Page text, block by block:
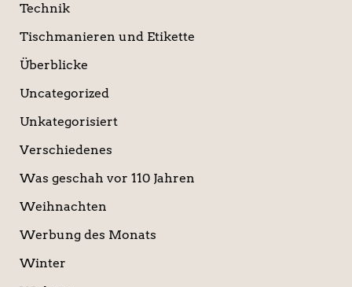
Technik
Tischmanieren und Etikette
Überblicke
Uncategorized
Unkategorisiert
Verschiedenes
Was geschah vor 110 Jahren
Weihnachten
Werbung des Monats
Winter